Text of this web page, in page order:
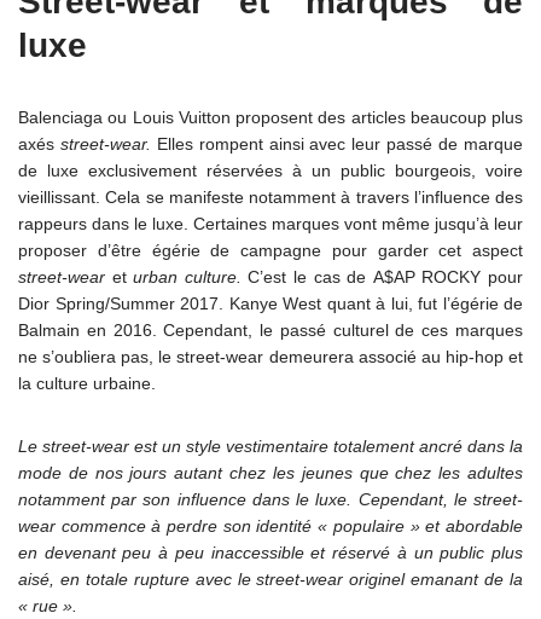
luxe
Balenciaga ou Louis Vuitton proposent des articles beaucoup plus
axés street-wear. Elles rompent ainsi avec leur passé de marque
de luxe exclusivement réservées à un public bourgeois, voire
vieillissant. Cela se manifeste notamment à travers l’influence des
rappeurs dans le luxe. Certaines marques vont même jusqu’à leur
proposer d’être égérie de campagne pour garder cet aspect
street-wear eturban culture.C’est le cas de A$AP ROCKY pour
Dior Spring/Summer 2017. Kanye West quant à lui, fut l’égérie de
Balmain en 2016. Cependant, le passé culturel de ces marques
ne s’oubliera pas, le street-wear demeurera associé au hip-hop et
la culture urbaine.
Le street-wear est un style vestimentaire totalement ancré dans la
mode de nos jours autant chez les jeunes que chez les adultes
notamment par son influence dans le luxe. Cependant, le street-
wear commence à perdre son identité « populaire » et abordable
en devenant peu à peu inaccessible et réservé à un public plus
aisé, en totale rupture avec le street-wear originel emanant de la
« rue ».